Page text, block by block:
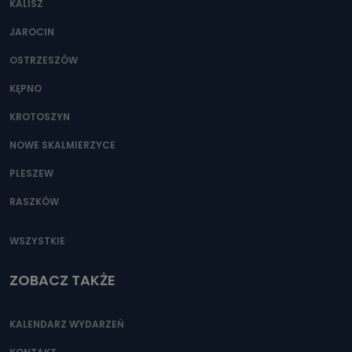
Można to zrobić pod numerem telefonu 62 735-51-05 lub
KALISZ
JAROCIN
OSTRZESZÓW
KĘPNO
KROTOSZYN
NOWE SKALMIERZYCE
PLESZEW
RASZKÓW
WSZYSTKIE
ZOBACZ TAKŻE
KALENDARZ WYDARZEŃ